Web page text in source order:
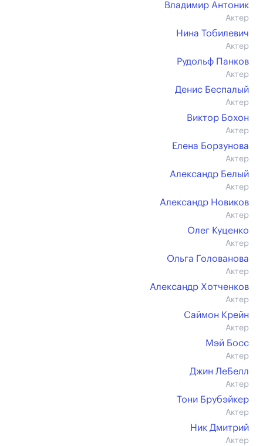
Владимир Антоник
Актер
Нина Тобилевич
Актер
Рудольф Панков
Актер
Денис Беспалый
Актер
Виктор Бохон
Актер
Елена Борзунова
Актер
Александр Белый
Актер
Александр Новиков
Актер
Олег Куценко
Актер
Ольга Голованова
Актер
Александр Хотченков
Актер
Саймон Крейн
Актер
Мэй Босс
Актер
Джин ЛеБелл
Актер
Тони Брубэйкер
Актер
Ник Дмитрий
Актер